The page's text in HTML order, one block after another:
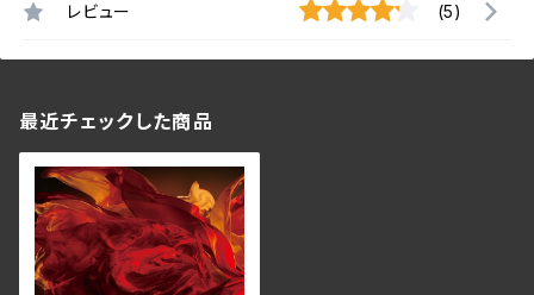
レビュー (5)
最近チェックした商品